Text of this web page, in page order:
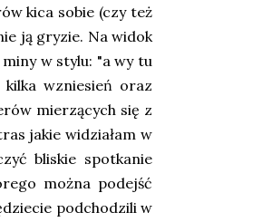
kica sobie (czy też
ją gryzie. Na widok
w stylu: "a wy tu
wzniesień oraz
mierzących się z
jakie widziałam w
bliskie spotkanie
można podejść
podchodzili w